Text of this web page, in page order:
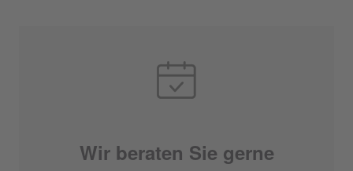
Wir beraten Sie gerne